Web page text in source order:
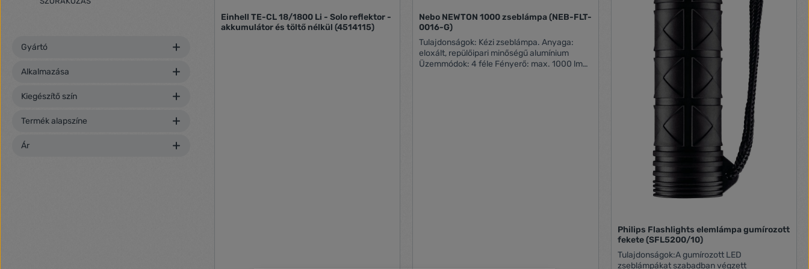
Gyártó
Alkalmazása
Kiegészítő szín
Termék alapszíne
Ár
Einhell TE-CL 18/1800 Li - Solo reflektor -
akkumulátor és töltő nélkül (4514115)
Nebo NEWTON 1000 zseblámpa (NEB-FLT-
0016-G)
Tulajdonságok: Kézi zseblámpa. Anyaga:
eloxált, repülőipari minőségű alumínium
Üzemmódok: 4 féle Fényerő: max. 1000 lm
Philips Flashlights elemlámpa gumírozott
fekete (SFL5200/10)
Tulajdonságok:A gumírozott LED
zseblámpákat szabadban végzett